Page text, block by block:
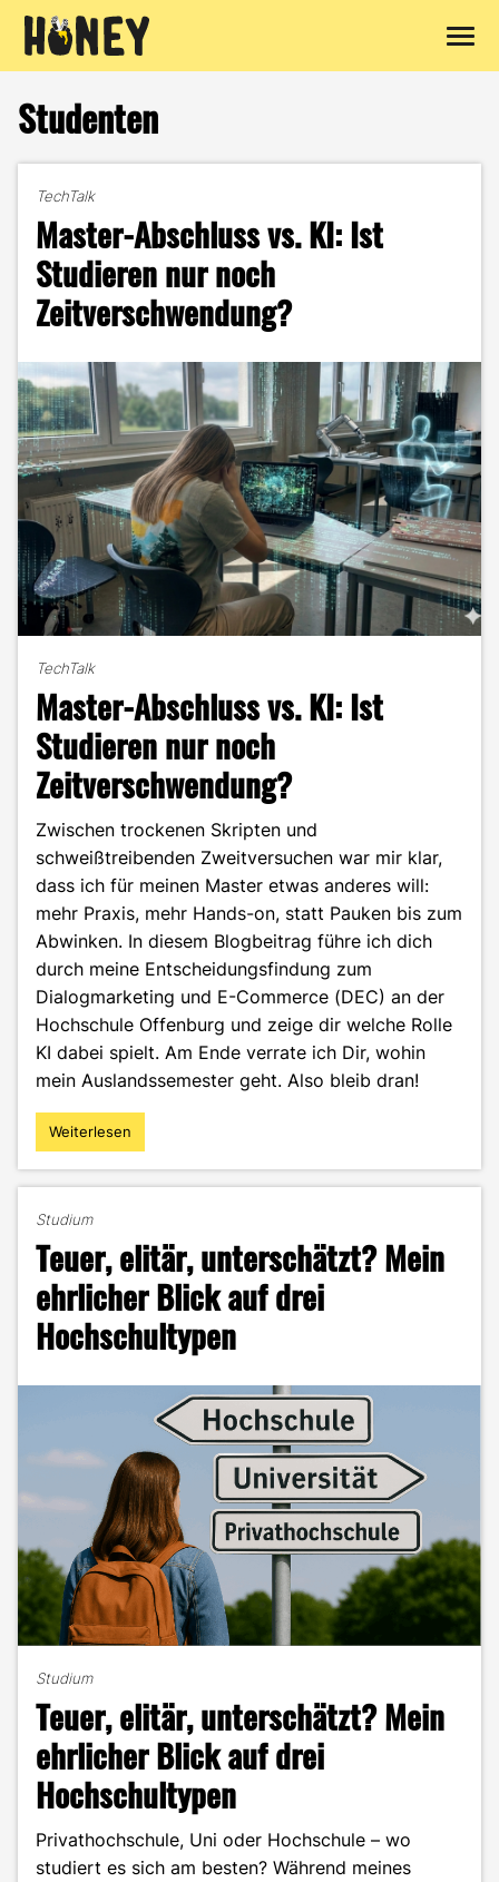
Inhalt
springen
Studenten
TechTalk
Master-Abschluss vs. KI: Ist
Studieren nur noch
Zeitverschwendung?
TechTalk
Master-Abschluss vs. KI: Ist
Studieren nur noch
Zeitverschwendung?
Zwischen trockenen Skripten und
schweißtreibenden Zweitversuchen war mir klar,
dass ich für meinen Master etwas anderes will:
mehr Praxis, mehr Hands-on, statt Pauken bis zum
Abwinken. In diesem Blogbeitrag führe ich dich
durch meine Entscheidungsfindung zum
Dialogmarketing und E-Commerce (DEC) an der
Hochschule Offenburg und zeige dir welche Rolle
KI dabei spielt. Am Ende verrate ich Dir, wohin
mein Auslandssemester geht. Also bleib dran!
"Master-
Abschluss
Ist
Studieren
nur
noch
Zeitverschwendung?"
Weiterlesen
Studium
Teuer, elitär, unterschätzt? Mein
ehrlicher Blick auf drei
Hochschultypen
Studium
Teuer, elitär, unterschätzt? Mein
ehrlicher Blick auf drei
Hochschultypen
Privathochschule, Uni oder Hochschule – wo
studiert es sich am besten? Während meines